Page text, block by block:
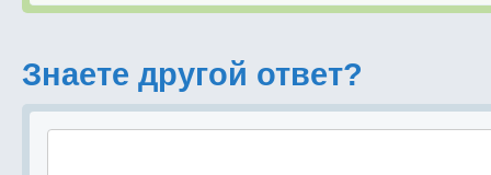
Знаете другой ответ?